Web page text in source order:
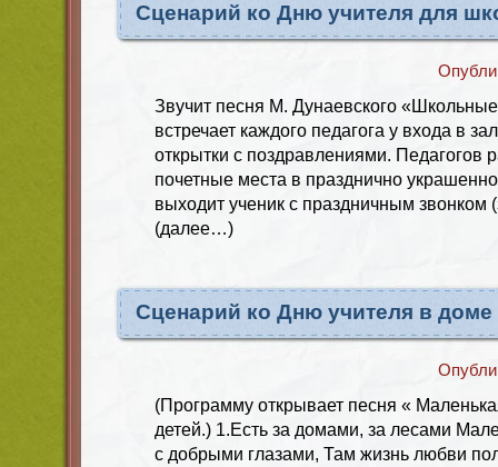
Сценарий ко Дню учителя для
Звучит песня М. Дунаевского
встречает каждого педагога у входа в
открытки с поздравлениями. Педагогов
почетные места в празднично
выходит ученик с праздничным звонком
(далее…)
Сценарий ко Дню учителя в доме
(Программу открывает песня «
детей.) 1.Есть за домами, за лесами
с добрыми глазами, Там жизнь любви